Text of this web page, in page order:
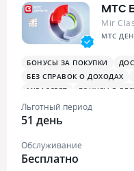
МТС
Mir
МТС
БОНУСЫ ЗА ПОКУПКИ
БЕЗ СПРАВОК О ДОХОДАХ
MIRACCEPT
БОНУСЫ В
Льготный период
51 день
Обслуживание
Бесплатно